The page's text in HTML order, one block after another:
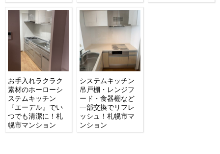
お手入れラクラク
素材のホーローシ
ステムキッチン
『エーデル』でい
つでも清潔に！札
幌市マンション
システムキッチン
吊戸棚・レンジフ
ード・食器棚など
一部交換でリフレ
ッシュ！札幌市マ
ンション